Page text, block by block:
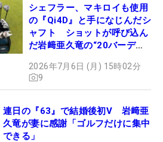
シェフラー、マキロイも使用
の『Qi4D』と手になじんだシ
ャフト ショットが呼び込ん
だ岩﨑亜久竜の“20バーデ
2026年7月6日 (月) 15時02分
9
連日の『63』で結婚後初V 岩﨑亜
久竜が妻に感謝「ゴルフだけに集中
できる」